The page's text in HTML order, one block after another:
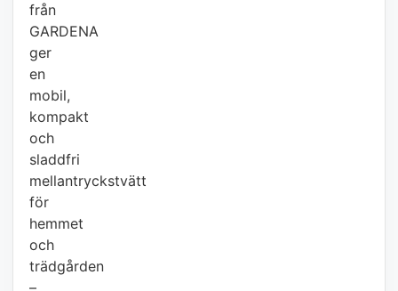
från
GARDENA
ger
en
mobil,
kompakt
och
sladdfri
mellantryckstvätt
för
hemmet
och
trädgården
–